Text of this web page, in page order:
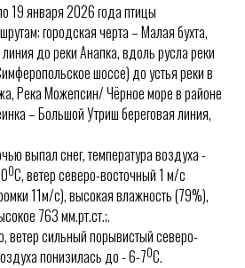
19 января 2026 года птицы
городская черта – Малая бухта,
до реки Анапка, вдоль русла реки
шоссе) до устья реки в
Река Можепсин/ Чёрное море в районе
– Большой Утриш береговая линия,
выпал снег, температура воздуха -
0С, ветер северо-восточный 1 м/с
11м/с), высокая влажность (79%),
763 мм.рт.ст.;.
ветер сильный порывистый северо-
понизилась до - 6-70С.